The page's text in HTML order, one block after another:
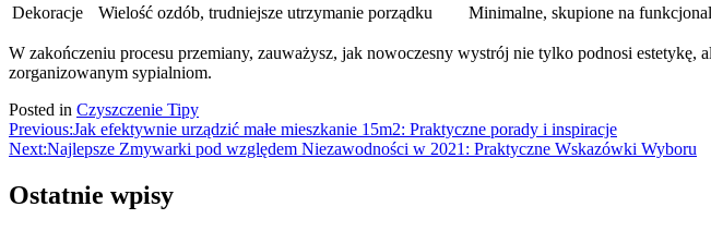
Dekoracje
Wielość ozdób, trudniejsze utrzymanie porządku Minimalne, skupione na
W zakończeniu procesu przemiany, zauważysz, jak nowoczesny wystrój nie tylko podnosi
zorganizowanym sypialniom.
Posted in Czyszczenie Tipy
Nawigacja
wpisu
Previous:Jak efektywnie urządzić małe mieszkanie 15m2: Praktyczne porady i inspiracje
Next:Najlepsze Zmywarki pod względem Niezawodności w 2021: Praktyczne Wskazówki Wyboru
Ostatnie wpisy